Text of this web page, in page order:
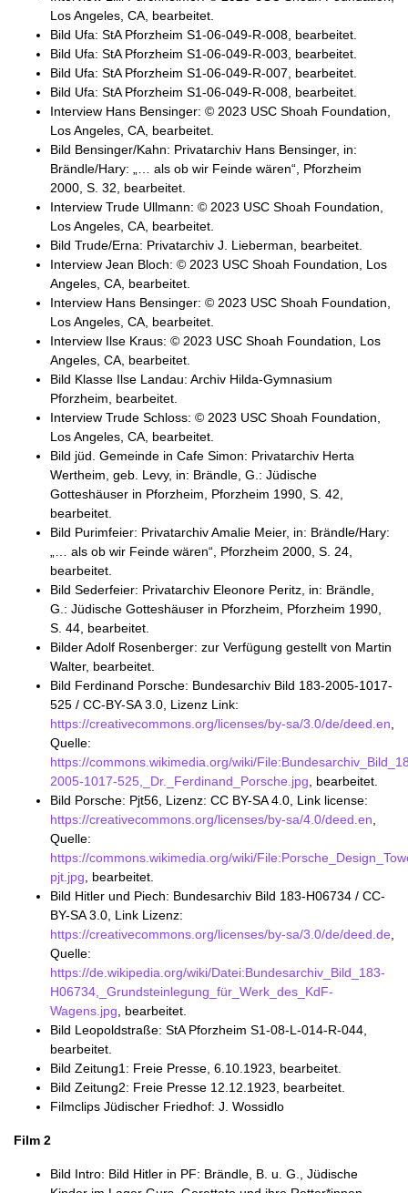
Los Angeles, CA, bearbeitet.
Bild Ufa: StA Pforzheim S1-06-049-R-008, bearbeitet.
Bild Ufa: StA Pforzheim S1-06-049-R-003, bearbeitet.
Bild Ufa: StA Pforzheim S1-06-049-R-007, bearbeitet.
Bild Ufa: StA Pforzheim S1-06-049-R-008, bearbeitet.
Interview Hans Bensinger: © 2023 USC Shoah Foundation,
Los Angeles, CA, bearbeitet.
Bild Bensinger/Kahn: Privatarchiv Hans Bensinger, in:
Brändle/Hary: „… als ob wir Feinde wären“, Pforzheim
2000, S. 32, bearbeitet.
Interview Trude Ullmann: © 2023 USC Shoah Foundation,
Los Angeles, CA, bearbeitet.
Bild Trude/Erna: Privatarchiv J. Lieberman, bearbeitet.
Interview Jean Bloch: © 2023 USC Shoah Foundation, Los
Angeles, CA, bearbeitet.
Interview Hans Bensinger: © 2023 USC Shoah Foundation,
Los Angeles, CA, bearbeitet.
Interview Ilse Kraus: © 2023 USC Shoah Foundation, Los
Angeles, CA, bearbeitet.
Bild Klasse Ilse Landau: Archiv Hilda-Gymnasium
Pforzheim, bearbeitet.
Interview Trude Schloss: © 2023 USC Shoah Foundation,
Los Angeles, CA, bearbeitet.
Bild jüd. Gemeinde in Cafe Simon: Privatarchiv Herta
Wertheim, geb. Levy, in: Brändle, G.: Jüdische
Gotteshäuser in Pforzheim, Pforzheim 1990, S. 42,
bearbeitet.
Bild Purimfeier: Privatarchiv Amalie Meier, in: Brändle/Hary:
„… als ob wir Feinde wären“, Pforzheim 2000, S. 24,
bearbeitet.
Bild Sederfeier: Privatarchiv Eleonore Peritz, in: Brändle,
G.: Jüdische Gotteshäuser in Pforzheim, Pforzheim 1990,
S. 44, bearbeitet.
Bilder Adolf Rosenberger: zur Verfügung gestellt von Martin
Walter, bearbeitet.
Bild Ferdinand Porsche: Bundesarchiv Bild 183-2005-1017-
525 / CC-BY-SA 3.0, Lizenz Link:
https://creativecommons.org/licenses/by-sa/3.0/de/deed.en
Quelle:
https://commons.wikimedia.org/wiki/
2005-1017-525,_Dr._Ferdinand_Porsche.jpg , bearbeitet.
Bild Porsche: Pjt56, Lizenz: CC BY-SA 4.0, Link license:
https://creativecommons.org/licenses/by-sa/4.0/deed.en
Quelle:
https://commons.wikimedia.org/wiki/
pjt.jpg , bearbeitet.
Bild Hitler und Piech: Bundesarchiv Bild 183-H06734 / CC-
BY-SA 3.0, Link Lizenz:
https://creativecommons.org/licenses/by-sa/3.0/de/deed.de
Quelle:
https://de.wikipedia.org/wiki/Datei:Bundesarchiv_Bild_183-
H06734,_Grundsteinlegung_für_Werk_des_KdF-
Wagens.jpg , bearbeitet.
Bild Leopoldstraße: StA Pforzheim S1-08-L-014-R-044,
bearbeitet.
Bild Zeitung1: Freie Presse, 6.10.1923, bearbeitet.
Bild Zeitung2: Freie Presse 12.12.1923, bearbeitet.
Filmclips Jüdischer Friedhof: J. Wossidlo
Film 2
Bild Intro: Bild Hitler in PF: Brändle, B. u. G., Jüdische